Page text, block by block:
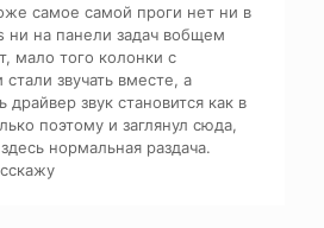
самое самой проги нет ни в
ни на панели задач вобщем
мало того колонки с
звучать вместе, а
драйвер звук становится как в
поэтому и заглянул сюда,
нормальная раздача.